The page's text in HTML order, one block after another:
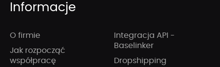
Informacje
O firmie
Jak rozpocząć
współpracę
Integracja API -
Baselinker
Dropshipping